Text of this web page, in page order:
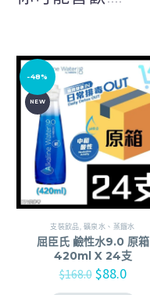
-48%
NEW
支裝飲品 礦泉水、蒸餾水
屈臣氏 鹼性水9.0 原箱
420ml X 24支
$168.0 $88.0